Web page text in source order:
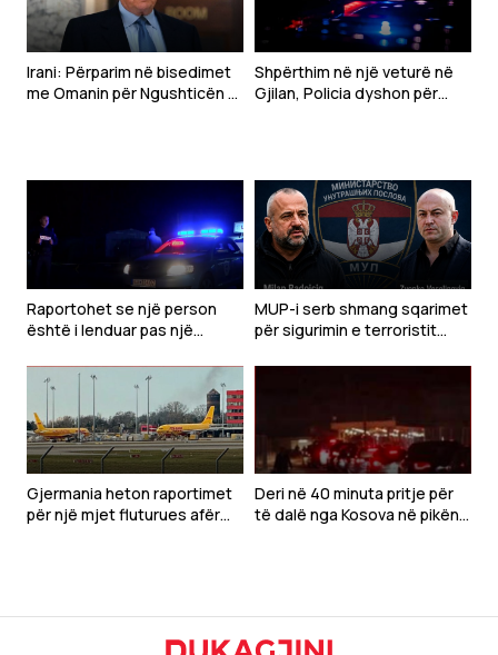
Irani: Përparim në bisedimet
me Omanin për Ngushticën e
Shpërthim në një veturë në
Gjilan, Policia dyshon për
Raportohet se një person
është i lenduar pas një
Gjilan
MUP-i serb shmang sqarimet
për sigurimin e terroristit
Gjermania heton raportimet
për një mjet fluturues afër
Deri në 40 minuta pritje për
të dalë nga Kosova në pikën